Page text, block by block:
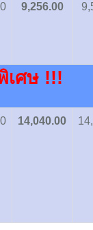
9,256.00
เศษ !!!
14,040.00